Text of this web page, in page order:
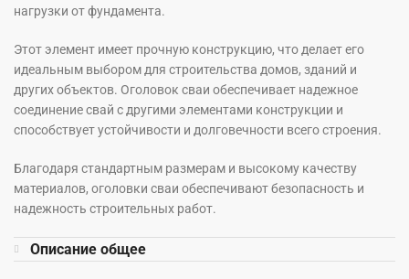
нагрузки от фундамента.
Этот элемент имеет прочную конструкцию, что делает его
идеальным выбором для строительства домов, зданий и
других объектов. Оголовок сваи обеспечивает надежное
соединение свай с другими элементами конструкции и
способствует устойчивости и долговечности всего строения.
Благодаря стандартным размерам и высокому качеству
материалов, оголовки сваи обеспечивают безопасность и
надежность строительных работ.
Описание общее